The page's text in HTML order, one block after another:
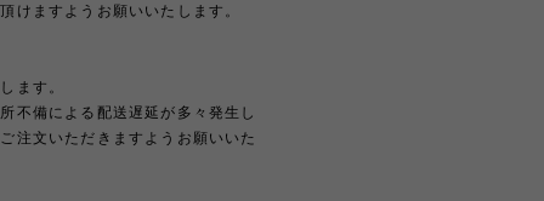
けますようお願いいたします。
ます。
不備による配送遅延が多々発生し
注文いただきますようお願いいた